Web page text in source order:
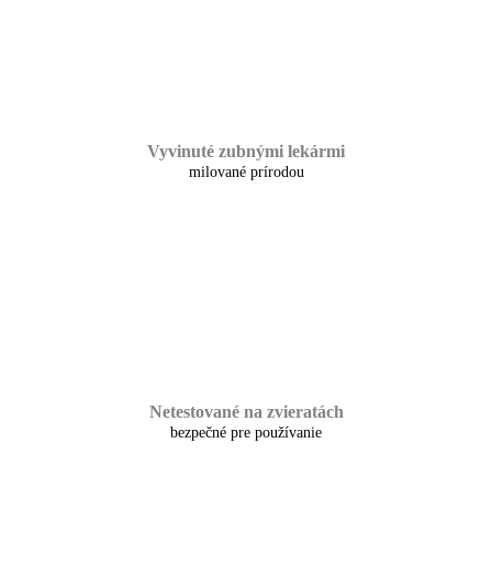
Vyvinuté zubnými lekármi
milované prírodou
Netestované na zvieratách
bezpečné pre používanie